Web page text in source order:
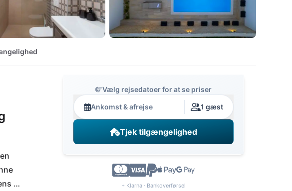
Vælg rejsedatoer for at se priser
Ankomst & afrejse 1 gæst
Tjek tilgængelighed
+ Klarna · Bankoverførsel